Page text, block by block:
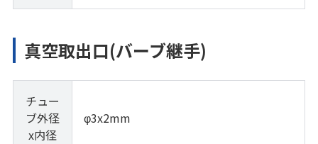
真空取出口(バーブ継手)
チュー
ブ外径
x内径
φ3x2mm